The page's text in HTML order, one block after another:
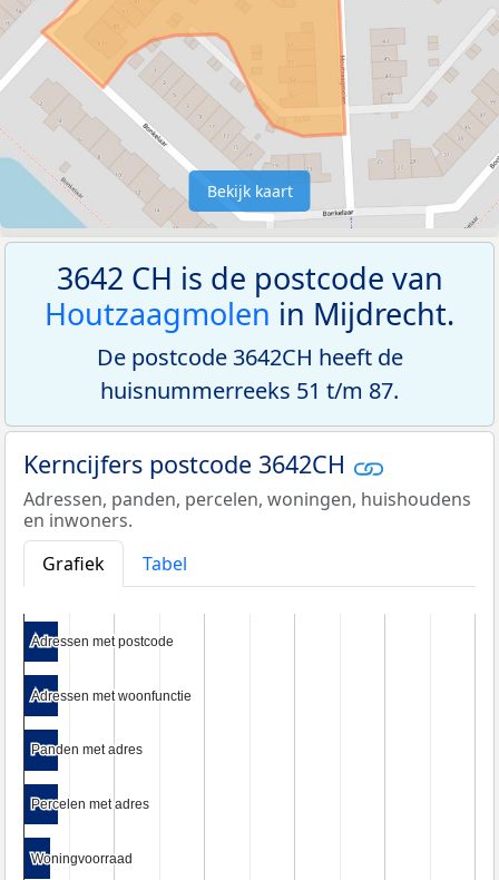
Bekijk kaart
3642 CH is de postcode van
Houtzaagmolen in Mijdrecht.
De postcode 3642CH heeft de
huisnummerreeks 51 t/m 87.
Kerncijfers postcode 3642CH
Adressen, panden, percelen, woningen, huishoudens
en inwoners.
Grafiek
Tabel
Adressen met postcode
Adressen met postcode
Adressen met woonfunctie
Adressen met woonfunctie
Panden met adres
Panden met adres
Percelen met adres
Percelen met adres
Woningvoorraad
Woningvoorraad